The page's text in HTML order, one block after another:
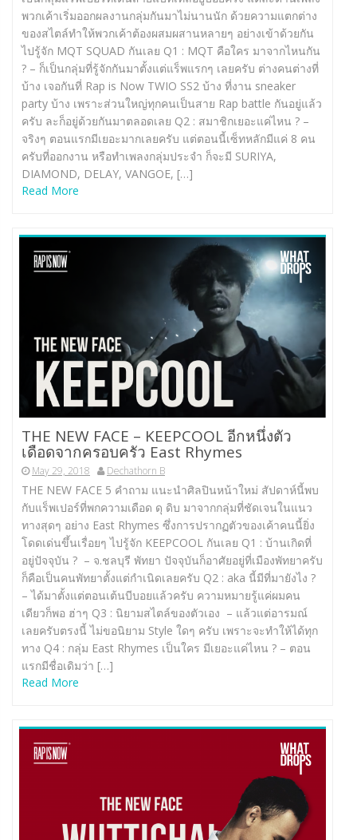
พวกเค้าเริ่มออกผลงานกลุ่มกันมาไม่นานนัก ด้วยความแตกต่าง
ของสไตล์ทำให้พวกเค้าต้องผสมผสานหลายๆ อย่างเข้าด้วยกัน
ไปรู้จัก MQT SQUAD กันเลย Q1 : MQT คือใคร มาจากไหนกัน
? – ก็เป็นกลุ่มที่รู้จักกันมาตั้งแต่แร็พแรกๆ เลยครับ ต่างคนต่างที่
บ้าง เจอกันที่ Rap is Now TWIO SS2 บ้าง ที่งาน sneaker
party บ้าง เพราะส่วนใหญ่ทุกคนเป็นสาย Rap battle กันอยู่แล้ว
ครับ ละก็อยู่ด้วยกันมาตลอดเลย Q2 : สมาชิกเยอะแค่ไหน ? –
จริงๆ ตอนแรกมีเยอะมากเลยครับ แต่ตอนนี้เซ็ทหลักมีแค่ 8 คน
ครับที่ออกงาน หรือทำเพลงกลุ่มประจำ ก็จะมี SURIYA,
DIAMOND, DELAY, VANGOE, […]
Read More
THE NEW FACE – KEEPCOOL อีกหนึ่งตัว
เดือดจากครอบครัว East Rhymes
May 29, 2018 Dechathorn B
THE NEW FACE 5 คำถาม แนะนำศิลปินหน้าใหม่ สัปดาห์นี้พบ
กับแร็พเปอร์ที่พกความเดือด ดุ ดิบ มาจากกลุ่มที่ชัดเจนในแนว
ทางสุดๆ อย่าง East Rhymes ซึ่งการปรากฏตัวของเค้าคนนี้ยิ่ง
โดดเด่นขึ้นเรื่อยๆ ไปรู้จัก KEEPCOOL กันเลย Q1 : บ้านเกิดที่
อยู่ปัจจุบัน ? – จ.ชลบุรี พัทยา ปัจจุบันก็อาศัยอยู่ที่เมืองพัทยาครับ
ก็คือเป็นคนพัทยาตั้งแต่กำเนิดเลยครับ Q2 : aka นี้มีที่มายังไง ?
– ได้มาตั้งแต่ตอนเต้นบีบอยแล้วครับ ความหมายรู้แค่ผมคน
เดียวก็พอ ฮ่าๆ Q3 : นิยามสไตล์ของตัวเอง – แล้วแต่อารมณ์
เลยครับตรงนี้ ไม่ขอนิยาม Style ใดๆ ครับ เพราะจะทำให้ได้ทุก
ทาง Q4 : กลุ่ม East Rhymes เป็นใคร มีเยอะแค่ไหน ? – ตอน
แรกมีชื่อเดิมว่า […]
Read More